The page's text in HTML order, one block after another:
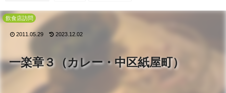
一楽章３（カレー・中区紙屋町）
飲食店訪問
2011.05.29 2023.12.02